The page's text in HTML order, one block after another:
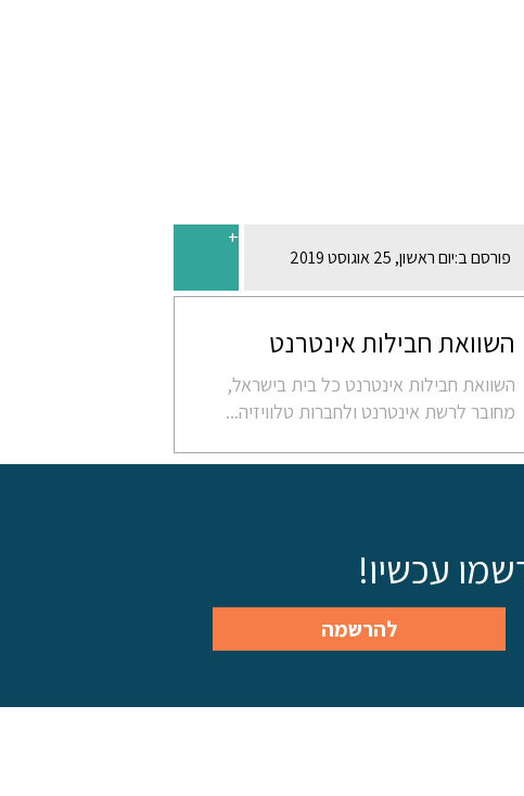
פורסם ב:יום ראשון, 25 אוגוסט 2019
+
השוואת חבילות אינטרנט
השוואת חבילות אינטרנט כל בית בישראל,
מחובר לרשת אינטרנט ולחברות טלוויזיה...
עכשיו!